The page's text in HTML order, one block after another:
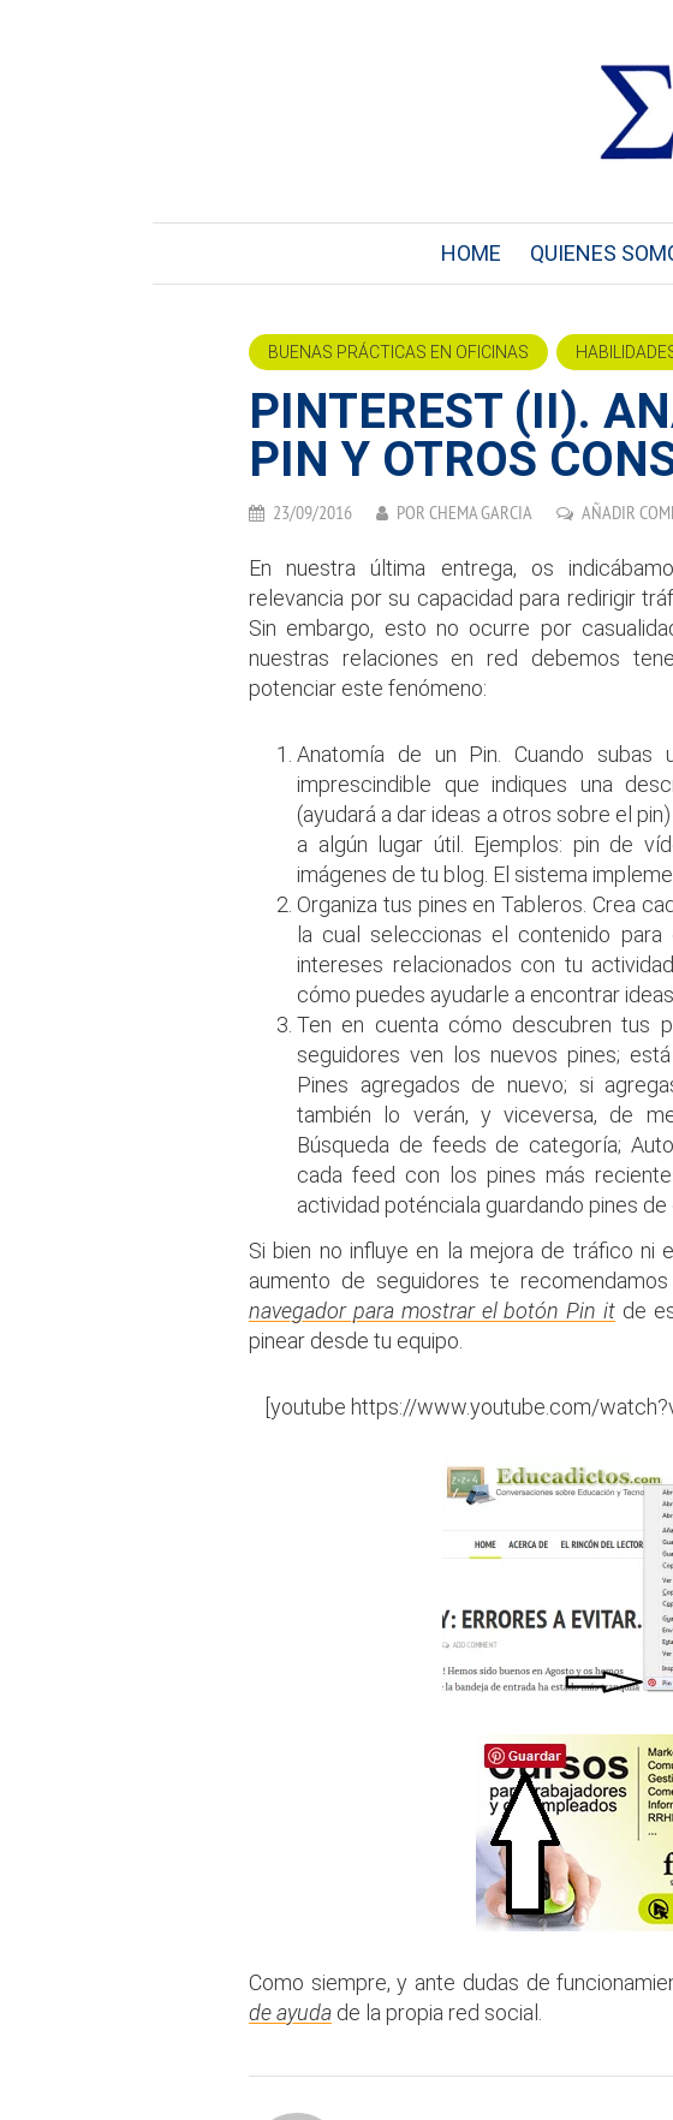
HOME QUIENES
BUENAS PRÁCTICAS EN OFICINAS
PINTEREST (II).
PIN Y OTROS
23/09/2016 POR CHEMA GARCIA AÑADIR
En nuestra última entrega, os
relevancia por su capacidad para redirigir
Sin embargo, esto no ocurre por
nuestras relaciones en red debemos
potenciar este fenómeno:
Anatomía de un Pin. Cuando
imprescindible que indiques una
(ayudará a dar ideas a otros sobre el
a algún lugar útil. Ejemplos: pin de
imágenes de tu blog. El sistema
Organiza tus pines en Tableros. Crea
la cual seleccionas el contenido
intereses relacionados con tu
cómo puedes ayudarle a encontrar
Ten en cuenta cómo descubren tus
seguidores ven los nuevos pines;
Pines agregados de nuevo; si
también lo verán, y viceversa, de
Búsqueda de feeds de categoría;
cada feed con los pines más
actividad poténciala guardando pines
Si bien no influye en la mejora de tráfico ni
aumento de seguidores te
navegador para mostrar el botón Pin it de
pinear desde tu equipo.
[youtube https://www.youtube.com/
Como siempre, y ante dudas de
de ayuda de la propia red social.